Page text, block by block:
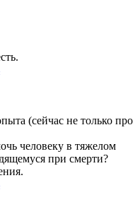
(сейчас не только про
человеку в тяжелом
при смерти?